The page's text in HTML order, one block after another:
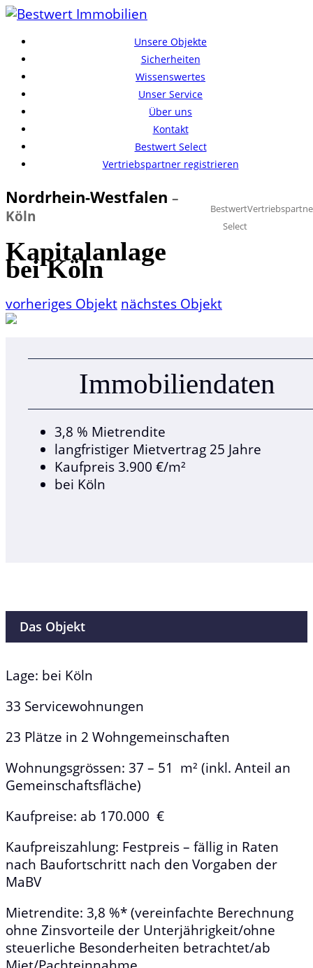
Unsere Objekte
Sicherheiten
Wissenswertes
Unser Service
Über uns
Kontakt
Bestwert Select
Vertriebspartner registrieren
Bestwert
Select
Nordrhein-Westfalen –
Köln
Kapitalanlage
bei Köln
vorheriges Objekt nächstes Objekt
Immobilien­daten
3,8 % Mietrendite
langfristiger Mietvertrag 25 Jahre
Kaufpreis 3.900 €/m²
bei Köln
Das Objekt
Lage: bei Köln
33 Servicewohnungen
23 Plätze in 2 Wohngemeinschaften
Wohnungsgrössen: 37 – 51 m² (inkl. Anteil an
Gemeinschaftsfläche)
Kaufpreise: ab 170.000 €
Kaufpreiszahlung: Festpreis – fällig in Raten
nach Baufortschritt nach den Vorgaben der
MaBV
Mietrendite: 3,8 %* (vereinfachte Berechnung
ohne Zinsvorteile der Unterjährigkeit/ohne
steuerliche Besonderheiten betrachtet/ab